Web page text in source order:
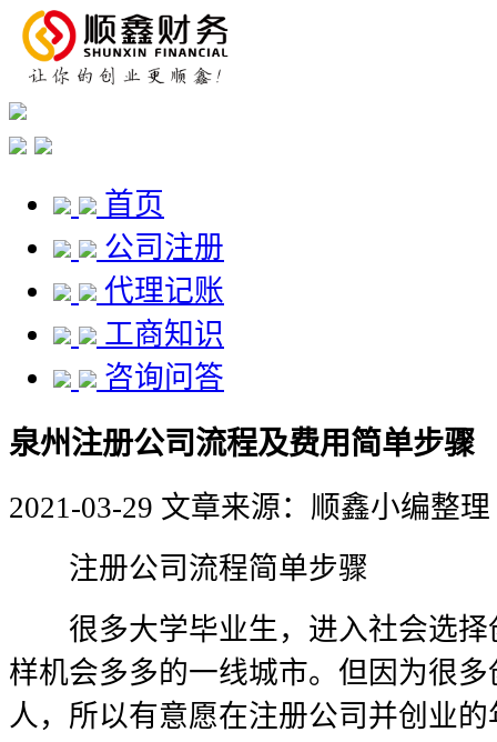
首页
公司注册
代理记账
工商知识
咨询问答
泉州注册公司流程及费用简单步骤
2021-03-29 文章来源：顺鑫小编整理
注册公司流程简单步骤
很多大学毕业生，进入社会选择
样机会多多的一线城市。但因为很
人，所以有意愿在注册公司并创业